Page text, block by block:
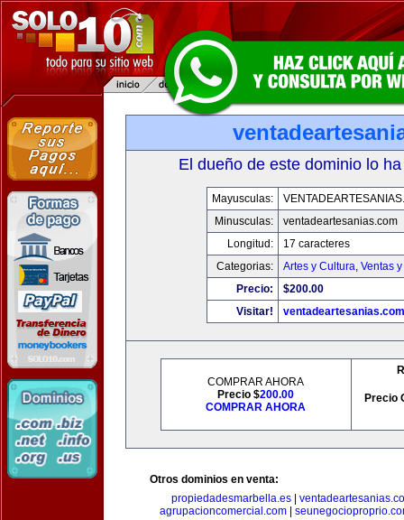
El dueño de este dominio lo
Mayusculas:
Minusculas:
ventadeartesanias.com
Longitud:
17 caracteres
Categorias:
Artes y Cultura, Ventas
Precio:
$200.00
Visitar!
ventadeartesanias.com
COMPRAR AHORA
Precio $200.00
COMPRAR AHORA
Precio
Otros dominios en venta:
propiedadesmarbella.es|
agrupacioncomercial.com